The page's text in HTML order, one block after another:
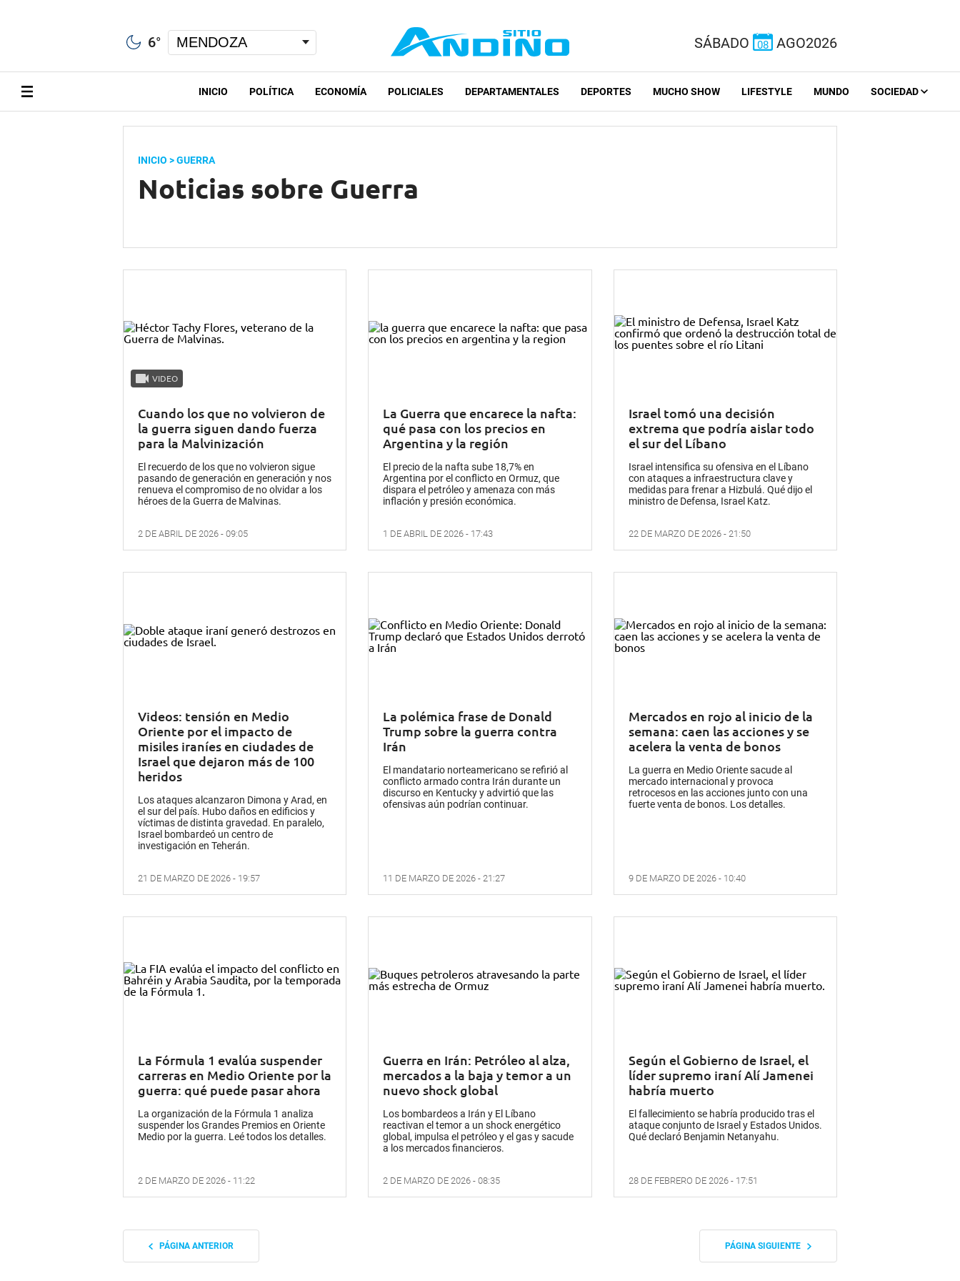
6° SÁBADO 08 AGO2026
INICIO POLÍTICA ECONOMÍA POLICIALES DEPARTAMENTALES DEPORTES MUCHO SHOW LIFESTYLE MUNDO SOCIEDAD
INICIO > GUERRA
Noticias sobre Guerra
VIDEO
Cuando los que no volvieron de
la guerra siguen dando fuerza
para la Malvinización
El recuerdo de los que no volvieron sigue
pasando de generación en generación y nos
renueva el compromiso de no olvidar a los
héroes de la Guerra de Malvinas.
2 DE ABRIL DE 2026 - 09:05
La Guerra que encarece la nafta:
qué pasa con los precios en
Argentina y la región
El precio de la nafta sube 18,7% en
Argentina por el conflicto en Ormuz, que
dispara el petróleo y amenaza con más
inflación y presión económica.
1 DE ABRIL DE 2026 - 17:43
Israel tomó una decisión
extrema que podría aislar todo
el sur del Líbano
Israel intensifica su ofensiva en el Líbano
con ataques a infraestructura clave y
medidas para frenar a Hizbulá. Qué dijo el
ministro de Defensa, Israel Katz.
22 DE MARZO DE 2026 - 21:50
Videos: tensión en Medio
Oriente por el impacto de
misiles iraníes en ciudades de
Israel que dejaron más de 100
heridos
Los ataques alcanzaron Dimona y Arad, en
el sur del país. Hubo daños en edificios y
víctimas de distinta gravedad. En paralelo,
Israel bombardeó un centro de
investigación en Teherán.
21 DE MARZO DE 2026 - 19:57
La polémica frase de Donald
Trump sobre la guerra contra
Irán
El mandatario norteamericano se refirió al
conflicto armado contra Irán durante un
discurso en Kentucky y advirtió que las
ofensivas aún podrían continuar.
11 DE MARZO DE 2026 - 21:27
Mercados en rojo al inicio de la
semana: caen las acciones y se
acelera la venta de bonos
La guerra en Medio Oriente sacude al
mercado internacional y provoca
retrocesos en las acciones junto con una
fuerte venta de bonos. Los detalles.
9 DE MARZO DE 2026 - 10:40
La Fórmula 1 evalúa suspender
carreras en Medio Oriente por la
guerra: qué puede pasar ahora
La organización de la Fórmula 1 analiza
suspender los Grandes Premios en Oriente
Medio por la guerra. Leé todos los detalles.
2 DE MARZO DE 2026 - 11:22
Guerra en Irán: Petróleo al alza,
mercados a la baja y temor a un
nuevo shock global
Los bombardeos a Irán y El Líbano
reactivan el temor a un shock energético
global, impulsa el petróleo y el gas y sacude
a los mercados financieros.
2 DE MARZO DE 2026 - 08:35
Según el Gobierno de Israel, el
líder supremo iraní Alí Jamenei
habría muerto
El fallecimiento se habría producido tras el
ataque conjunto de Israel y Estados Unidos.
Qué declaró Benjamin Netanyahu.
28 DE FEBRERO DE 2026 - 17:51
PÁGINA ANTERIOR PÁGINA SIGUIENTE